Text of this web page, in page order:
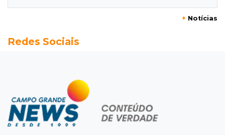
Um dia após matar companheira, homem se
Nova Ala
Hospital de Câncer inaugura 20 leitos de UTI e
amplia capacidade para pacientes
+ Notícias
Redes Sociais